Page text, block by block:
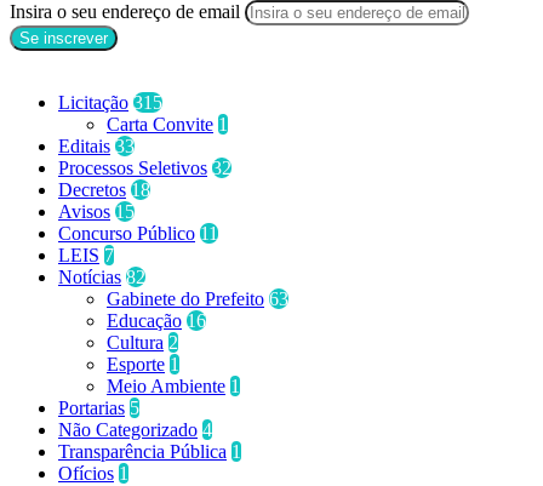
Insira o seu endereço de email
Licitação 315
Carta Convite 1
Editais 33
Processos Seletivos 32
Decretos 18
Avisos 15
Concurso Público 11
LEIS 7
Notícias 82
Gabinete do Prefeito 63
Educação 16
Cultura 2
Esporte 1
Meio Ambiente 1
Portarias 5
Não Categorizado 4
Transparência Pública 1
Ofícios 1